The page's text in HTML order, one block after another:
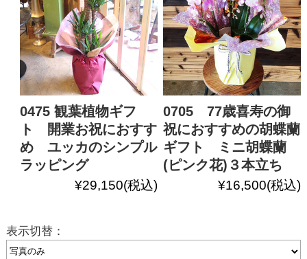
0475 観葉植物ギフ
ト 開業お祝におすす
め ユッカのシンプル
ラッピング
¥29,150(税込)
0705 77歳喜寿の御
祝におすすめの胡蝶蘭
ギフト ミニ胡蝶蘭
(ピンク花)３本立ち
¥16,500(税込)
表示切替：